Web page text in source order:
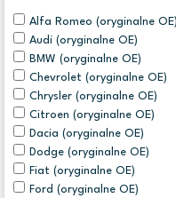
Alfa Romeo (oryginalne OE)
Audi (oryginalne OE)
BMW (oryginalne OE)
Chevrolet (oryginalne OE)
Chrysler (oryginalne OE)
Citroen (oryginalne OE)
Dacia (oryginalne OE)
Dodge (oryginalne OE)
Fiat (oryginalne OE)
Ford (oryginalne OE)